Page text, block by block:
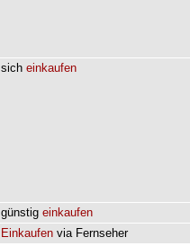
sich einkaufen
günstig einkaufen
Einkaufen via Fernseher